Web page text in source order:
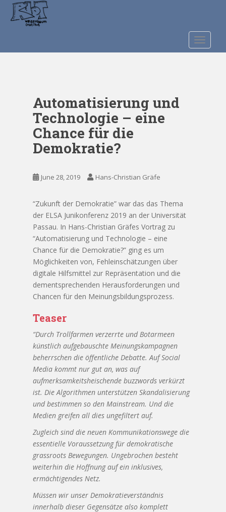
t
Automatisierung und
Technologie – eine
Chance für die
Demokratie?
June 28, 2019 Hans-Christian Gräfe
“Zukunft der Demokratie” war das das Thema
der ELSA Junikonferenz 2019 an der Universität
Passau. In Hans-Christian Gräfes Vortrag zu
“Automatisierung und Technologie – eine
Chance für die Demokratie?” ging es um
Möglichkeiten von, Fehleinschätzungen über
digitale Hilfsmittel zur Repräsentation und die
dementsprechenden Herausforderungen und
Chancen für den Meinungsbildungsprozess.
Teaser
“Durch Trollfarmen verzerrte und Botarmeen
künstlich aufgebauschte Meinungskampagnen
beherrschen die öffentliche Debatte. Auf Social
Media kommt nur gut an, was auf
aufmerksamkeitsheischende buzzwords verkürzt
ist. Die Algorithmen unterstützen Skandalisierung
und bestimmen so den Mainstream. Und die
Medien greifen all dies ungefiltert auf.
Zugleich sind die neuen Kommunikationswege die
essentielle Voraussetzung für demokratische
grassroots Bewegungen. Ungebrochen besteht
weiterhin die Hoffnung auf ein inklusives,
ermächtigendes Netz.
Müssen wir unser Demokratieverständnis
innerhalb dieser Gegensätze also komplett